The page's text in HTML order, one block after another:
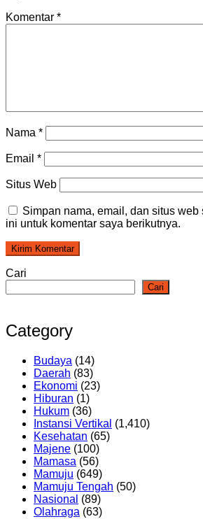
Komentar *
Nama *
Email *
Situs Web
Simpan nama, email, dan situs web
ini untuk komentar saya berikutnya.
Cari
Cari
Category
Budaya (14)
Daerah (83)
Ekonomi (23)
Hiburan (1)
Hukum (36)
Instansi Vertikal (1,410)
Kesehatan (65)
Majene (100)
Mamasa (56)
Mamuju (649)
Mamuju Tengah (50)
Nasional (89)
Olahraga (63)